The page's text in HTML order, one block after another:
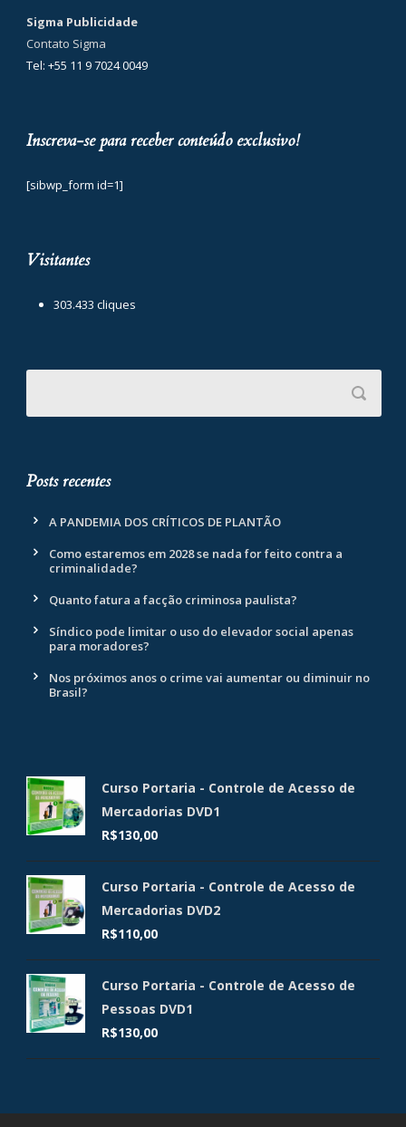
Sigma Publicidade
Contato Sigma
Tel: +55 11 9 7024 0049
Inscreva-se para receber conteúdo exclusivo!
[sibwp_form id=1]
Visitantes
303.433 cliques
Posts recentes
A PANDEMIA DOS CRÍTICOS DE PLANTÃO
Como estaremos em 2028 se nada for feito contra a
criminalidade?
Quanto fatura a facção criminosa paulista?
Síndico pode limitar o uso do elevador social apenas
para moradores?
Nos próximos anos o crime vai aumentar ou diminuir no
Brasil?
Curso Portaria - Controle de Acesso de
Mercadorias DVD1
R$130,00
Curso Portaria - Controle de Acesso de
Mercadorias DVD2
R$110,00
Curso Portaria - Controle de Acesso de
Pessoas DVD1
R$130,00